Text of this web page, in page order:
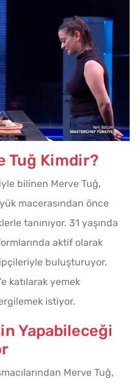
Tuğ Kimdir?
bilinen Merve Tuğ,
macerasından önce
tanınıyor. 31 yaşında
aktif olarak
buluşturuyor.
katılarak yemek
istiyor.
Yapabileceği
Merve Tuğ,